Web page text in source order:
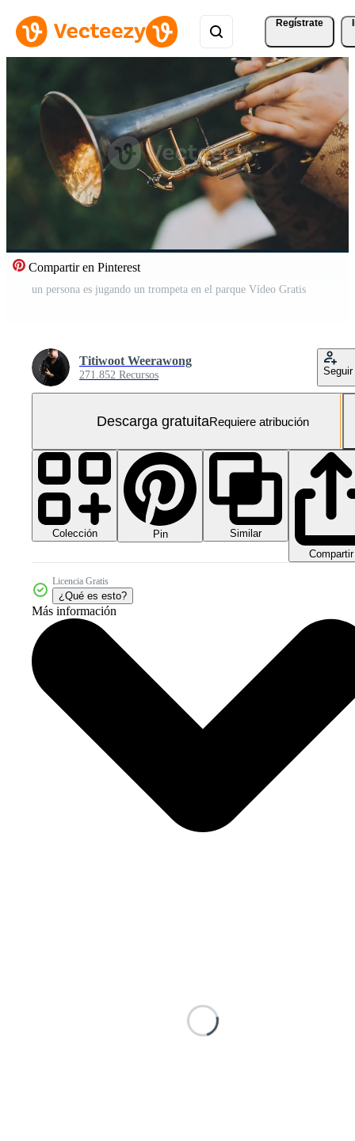
Regístrate
Compartir en Pinterest
un persona es jugando un trompeta en el parque Vídeo Gratis
Titiwoot Weerawong
271.852 Recursos Seguir
Descarga gratuitaRequiere atribución
Colección Pin
Similar
Compartir
Licencia Gratis
¿Qué es esto?
Más información